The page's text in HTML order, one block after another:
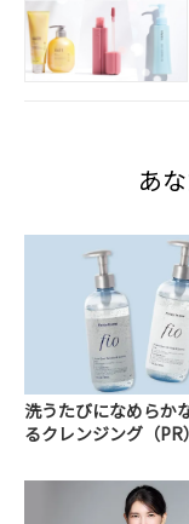
あ
洗うたびになめらか
るクレンジング（PR）